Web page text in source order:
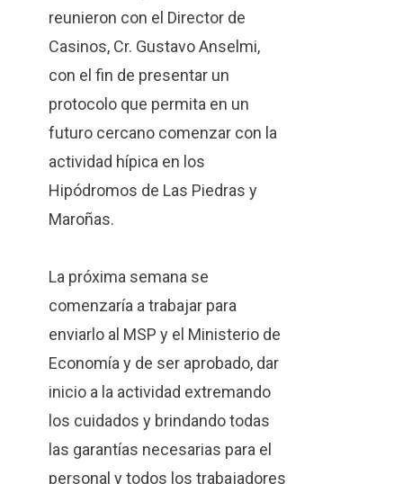
reunieron con el Director de
Casinos, Cr. Gustavo Anselmi,
con el fin de presentar un
protocolo que permita en un
futuro cercano comenzar con la
actividad hípica en los
Hipódromos de Las Piedras y
Maroñas.
La próxima semana se
comenzaría a trabajar para
enviarlo al MSP y el Ministerio de
Economía y de ser aprobado, dar
inicio a la actividad extremando
los cuidados y brindando todas
las garantías necesarias para el
personal y todos los trabajadores